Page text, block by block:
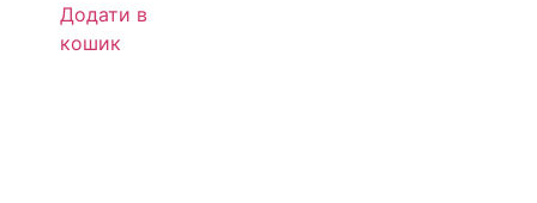
Додати в
кошик